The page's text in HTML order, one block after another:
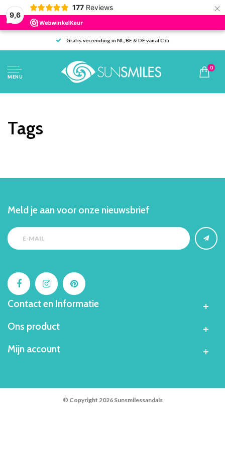
9,6
177 Reviews ×
Gratis verzending in NL, BE & DE vanaf €55
MENU
0
Tags
Meld je aan voor onze nieuwsbrief
Contact en Informatie
Ons product
Mijn account
© Copyright 2026 Sunsmilessandals